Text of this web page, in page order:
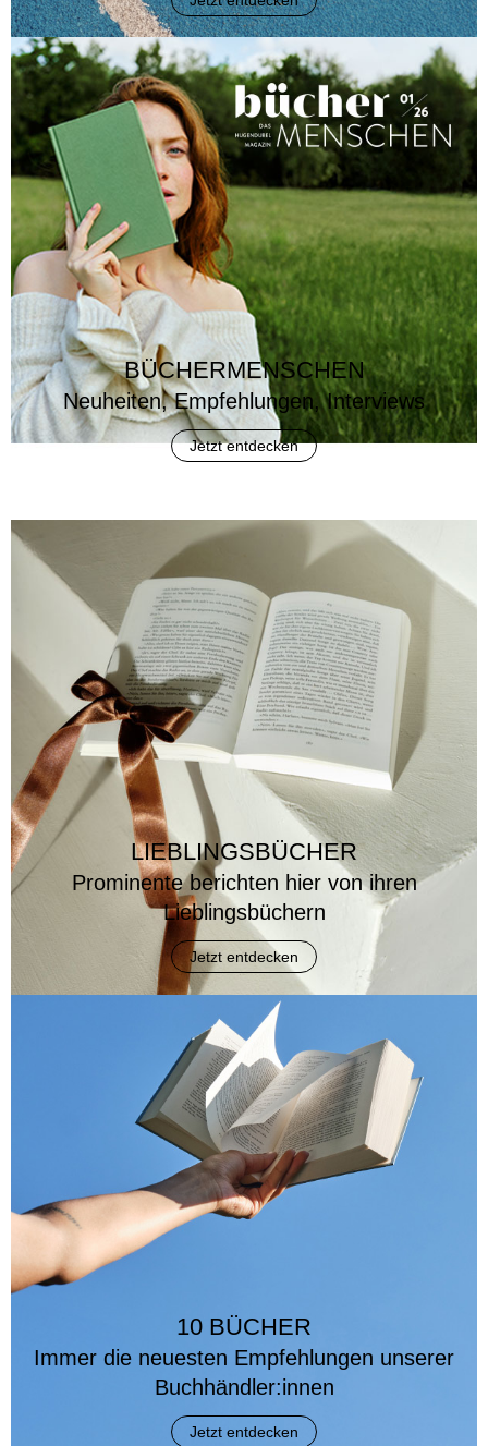
BÜCHERMENSCHEN
Neuheiten, Empfehlungen, Interviews
Jetzt entdecken
LIEBLINGSBÜCHER
Prominente berichten hier von ihren
Lieblingsbüchern
Jetzt entdecken
10 BÜCHER
Immer die neuesten Empfehlungen unserer
Buchhändler:innen
Jetzt entdecken